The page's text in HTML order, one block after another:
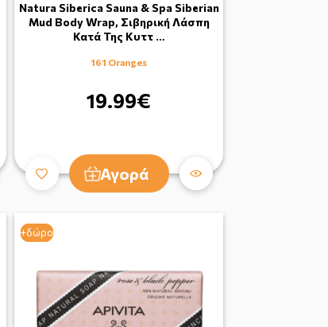
Natura Siberica Sauna & Spa Siberian
Mud Body Wrap, Σιβηρική Λάσπη
Κατά Της Κυττ …
161 Oranges
19.99€
Αγορά
+δώρο
+δώρο